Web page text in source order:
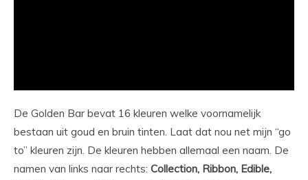
De Golden Bar bevat 16 kleuren welke voornamelijk
bestaan uit goud en bruin tinten. Laat dat nou net mijn “go
to” kleuren zijn. De kleuren hebben allemaal een naam. De
namen van links naar rechts: Collection, Ribbon, Edible,